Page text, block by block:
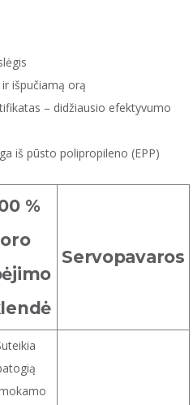
išpučiamą orą
– didžiausio efektyvumo
iš pūsto polipropileno (EPP)
%
oro
Servopavaros